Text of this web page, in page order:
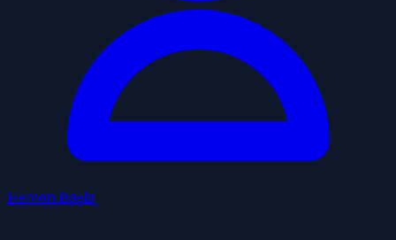
Hemen Başla